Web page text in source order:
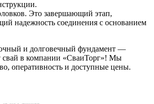
Это завершающий этап,
надежность соединения с основанием
и долговечный фундамент —
свай в компании «СваиТорг»! Мы
оперативность и доступные цены.